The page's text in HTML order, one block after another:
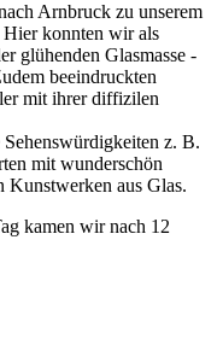
Arnbruck zu unserem
konnten wir als
glühenden Glasmasse -
beeindruckten
mit ihrer diffizilen
z. B.
mit wunderschön
Kunstwerken aus Glas.
kamen wir nach 12